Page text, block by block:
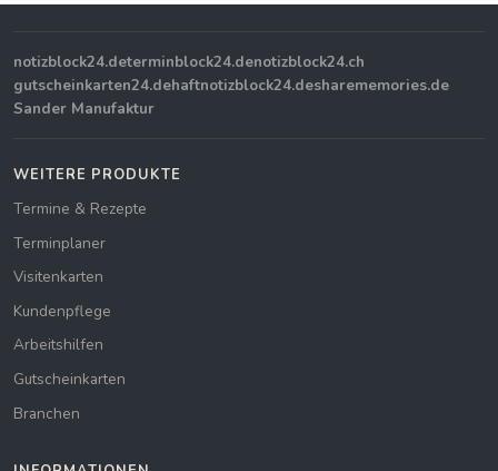
notizblock24.determinblock24.denotizblock24.ch
gutscheinkarten24.dehaftnotizblock24.desharememories.de
Sander Manufaktur
WEITERE PRODUKTE
Termine & Rezepte
Terminplaner
Visitenkarten
Kundenpflege
Arbeitshilfen
Gutscheinkarten
Branchen